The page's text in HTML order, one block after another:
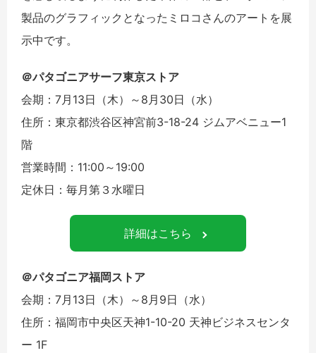
製品のグラフィックとなったミロコさんのアートを展
示中です。
＠パタゴニアサーフ東京ストア
会期：7月13日（木）～8月30日（水）
住所：東京都渋谷区神宮前3-18-24 ジムアベニュー1
階
営業時間：11:00～19:00
定休日：毎月第３水曜日
詳細はこちら
＠パタゴニア福岡ストア
会期：7月13日（木）～8月9日（水）
住所：福岡市中央区天神1-10-20 天神ビジネスセンタ
ー 1F